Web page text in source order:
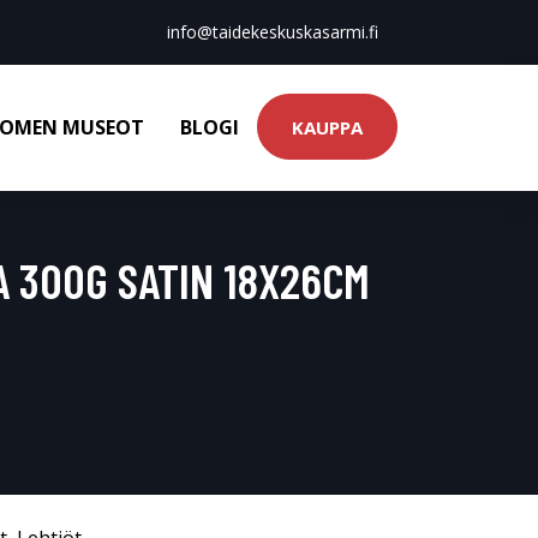
info@taidekeskuskasarmi.fi
MUSEOT BLOGI KAUPPA
300G SATIN 18X26CM